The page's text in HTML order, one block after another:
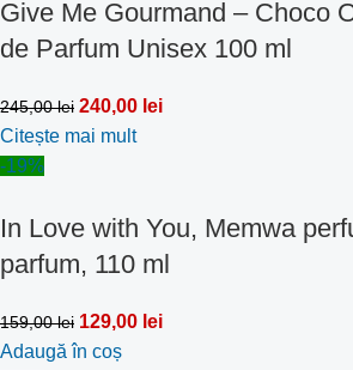
Give Me Gourmand – Choco
de Parfum Unisex 100 ml
245,00lei 240,00 lei
Citește mai mult
-19%
In Love with You, Memwa
parfum, 110 ml
159,00lei 129,00 lei
Adaugă în coș